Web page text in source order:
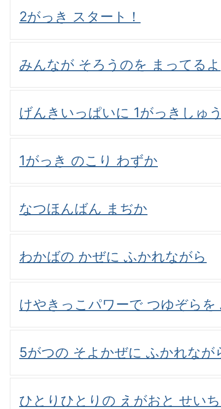
2がっき スタート！
みんなが そろうのを まってるよ
げんきいっぱいに 1がっきしゅ
1がっき のこり わずか
なつほんばん まぢか
わかばの かぜに ふかれながら
けやきっこパワーで つゆぞら
5がつの そよかぜに ふかれなが
ひとりひとりの えがおと せい